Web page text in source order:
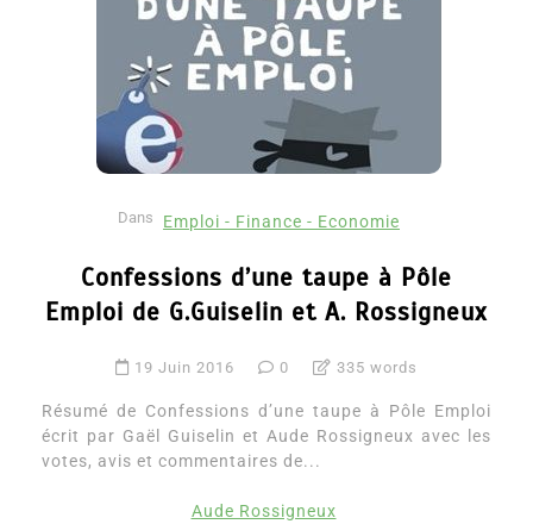
Dans Emploi - Finance - Economie
Confessions d’une taupe à Pôle
Emploi de G.Guiselin et A. Rossigneux
19 Juin 2016 0 335 words
Résumé de Confessions d’une taupe à Pôle Emploi
écrit par Gaël Guiselin et Aude Rossigneux avec les
votes, avis et commentaires de...
Aude Rossigneux